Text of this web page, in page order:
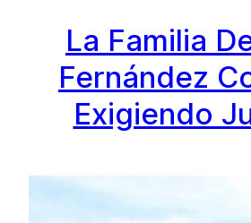
La Familia
Fernández
Exigiendo